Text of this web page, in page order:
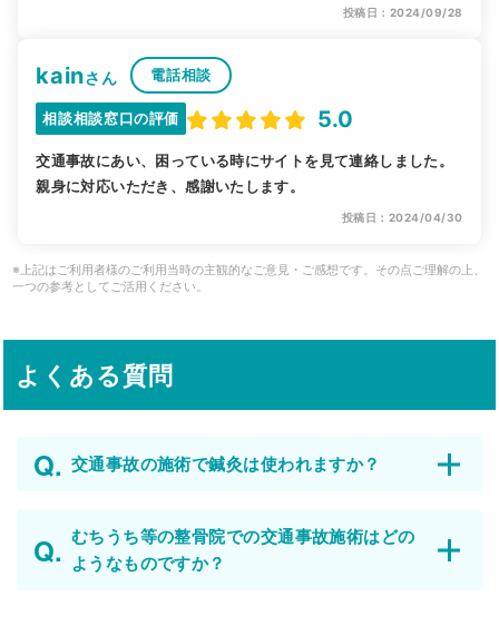
投稿日：2024/09/28
kainさん 電話相談
相談相談窓口の評価 5.0
交通事故にあい、困っている時にサイトを見て連絡しました。
親身に対応いただき、感謝いたします。
投稿日：2024/04/30
※上記はご利用者様のご利用当時の主観的なご意見・ご感想です。その点ご理解の上、
一つの参考としてご活用ください。
よくある質問
交通事故の施術で鍼灸は使われますか？
むちうち等の整骨院での交通事故施術はどの
ようなものですか？